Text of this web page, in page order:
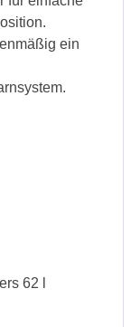
ein
62 l